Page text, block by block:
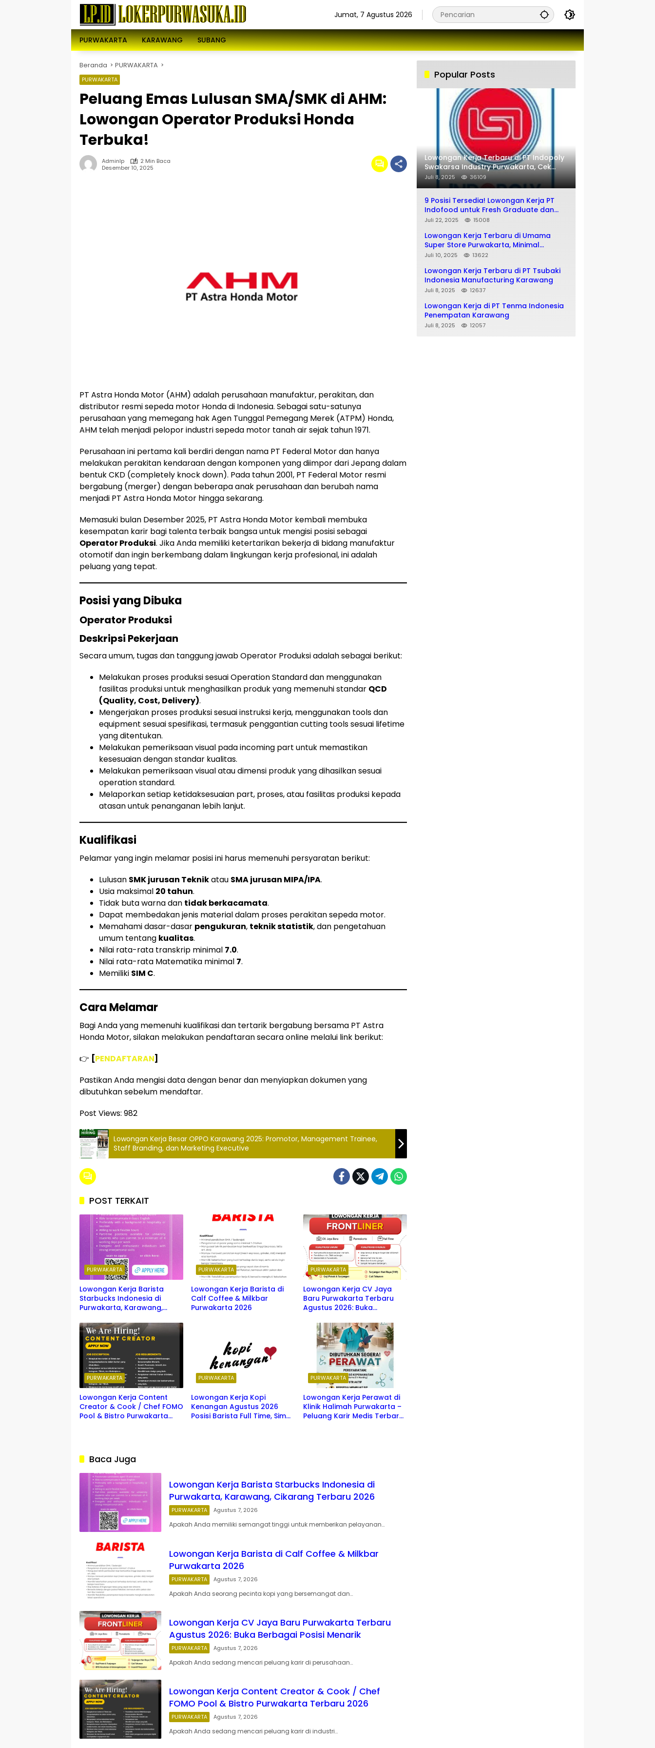
Jumat, 7 Agustus 2026
PURWAKARTA KARAWANG SUBANG
Beranda PURWAKARTA
PURWAKARTA
Peluang Emas Lulusan SMA/SMK di AHM:
Lowongan Operator Produksi Honda
Terbuka!
Adminlp
2 Min Baca
Desember 10, 2025
PT Astra Honda Motor (AHM) adalah perusahaan manufaktur, perakitan, dan
distributor resmi sepeda motor Honda di Indonesia. Sebagai satu-satunya
perusahaan yang memegang hak Agen Tunggal Pemegang Merek (ATPM) Honda,
AHM telah menjadi pelopor industri sepeda motor tanah air sejak tahun 1971.
Perusahaan ini pertama kali berdiri dengan nama PT Federal Motor dan hanya
melakukan perakitan kendaraan dengan komponen yang diimpor dari Jepang dalam
bentuk CKD (completely knock down). Pada tahun 2001, PT Federal Motor resmi
bergabung (merger) dengan beberapa anak perusahaan dan berubah nama
menjadi PT Astra Honda Motor hingga sekarang.
Memasuki bulan Desember 2025, PT Astra Honda Motor kembali membuka
kesempatan karir bagi talenta terbaik bangsa untuk mengisi posisi sebagai
Operator Produksi. Jika Anda memiliki ketertarikan bekerja di bidang manufaktur
otomotif dan ingin berkembang dalam lingkungan kerja profesional, ini adalah
peluang yang tepat.
Posisi yang Dibuka
Operator Produksi
Deskripsi Pekerjaan
Secara umum, tugas dan tanggung jawab Operator Produksi adalah sebagai berikut:
Melakukan proses produksi sesuai Operation Standard dan menggunakan
fasilitas produksi untuk menghasilkan produk yang memenuhi standar QCD
(Quality, Cost, Delivery).
Mengerjakan proses produksi sesuai instruksi kerja, menggunakan tools dan
equipment sesuai spesifikasi, termasuk penggantian cutting tools sesuai lifetime
yang ditentukan.
Melakukan pemeriksaan visual pada incoming part untuk memastikan
kesesuaian dengan standar kualitas.
Melakukan pemeriksaan visual atau dimensi produk yang dihasilkan sesuai
operation standard.
Melaporkan setiap ketidaksesuaian part, proses, atau fasilitas produksi kepada
atasan untuk penanganan lebih lanjut.
Kualifikasi
Pelamar yang ingin melamar posisi ini harus memenuhi persyaratan berikut:
Lulusan SMK jurusan Teknikatau SMA jurusan MIPA/IPA.
Usia maksimal 20 tahun.
Tidak buta warna dan tidak berkacamata.
Dapat membedakan jenis material dalam proses perakitan sepeda motor.
Memahami dasar-dasar pengukuran, teknik statistik, dan pengetahuan
umum tentang kualitas.
Nilai rata-rata transkrip minimal 7.0.
Nilai rata-rata Matematika minimal 7.
Memiliki SIM C.
Cara Melamar
Bagi Anda yang memenuhi kualifikasi dan tertarik bergabung bersama PT Astra
Honda Motor, silakan melakukan pendaftaran secara online melalui link berikut:
👉 [PENDAFTARAN]
Pastikan Anda mengisi data dengan benar dan menyiapkan dokumen yang
dibutuhkan sebelum mendaftar.
Post Views: 982
Lowongan Kerja Besar OPPO Karawang 2025: Promotor, Management Trainee,
Staff Branding, dan Marketing Executive
POST TERKAIT
PURWAKARTA
Lowongan Kerja Barista
Starbucks Indonesia di
Purwakarta, Karawang,
PURWAKARTA
Lowongan Kerja Barista di
Calf Coffee & Milkbar
Purwakarta 2026
PURWAKARTA
Lowongan Kerja CV Jaya
Baru Purwakarta Terbaru
Agustus 2026: Buka
PURWAKARTA
Lowongan Kerja Content
Creator & Cook / Chef FOMO
Pool & Bistro Purwakarta
PURWAKARTA
Lowongan Kerja Kopi
Kenangan Agustus 2026
Posisi Barista Full Time, Simak
PURWAKARTA
Lowongan Kerja Perawat di
Klinik Halimah Purwakarta –
Peluang Karir Medis Terbaru
Baca Juga
Lowongan Kerja Barista Starbucks Indonesia di
Purwakarta, Karawang, Cikarang Terbaru 2026
PURWAKARTA Agustus 7, 2026
Apakah Anda memiliki semangat tinggi untuk memberikan pelayanan…
Lowongan Kerja Barista di Calf Coffee & Milkbar
Purwakarta 2026
PURWAKARTA Agustus 7, 2026
Apakah Anda seorang pecinta kopi yang bersemangat dan…
Lowongan Kerja CV Jaya Baru Purwakarta Terbaru
Agustus 2026: Buka Berbagai Posisi Menarik
PURWAKARTA Agustus 7, 2026
Apakah Anda sedang mencari peluang karir di perusahaan…
Lowongan Kerja Content Creator & Cook / Chef
FOMO Pool & Bistro Purwakarta Terbaru 2026
PURWAKARTA Agustus 7, 2026
Apakah Anda sedang mencari peluang karir di industri…
Popular Posts
Lowongan Kerja Terbaru di PT Indopoly
Swakarsa Industry Purwakarta, Cek
Selengkapnya disini
Juli 8, 2025 36109
9 Posisi Tersedia! Lowongan Kerja PT
Indofood untuk Fresh Graduate dan
Tamatan SMA SMK
Juli 22, 2025 15008
Lowongan Kerja Terbaru di Umama
Super Store Purwakarta, Minimal
Lulusan SMA SMK
Juli 10, 2025 13622
Lowongan Kerja Terbaru di PT Tsubaki
Indonesia Manufacturing Karawang
Juli 8, 2025 12637
Lowongan Kerja di PT Tenma Indonesia
Penempatan Karawang
Juli 8, 2025 12057